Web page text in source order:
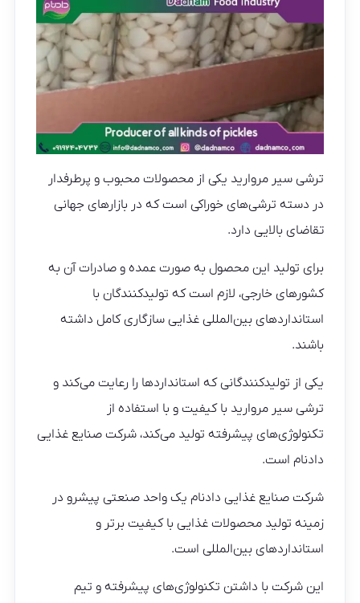
ترشی سیر مروارید یکی از محصولات محبوب و پرطرفدار
در دسته ترشی‌های خوراکی است که در بازارهای جهانی
تقاضای بالایی دارد.
برای تولید این محصول به صورت عمده و صادرات آن به
کشورهای خارجی، لازم است که تولیدکنندگان با
استانداردهای بین‌المللی غذایی سازگاری کامل داشته
باشند.
یکی از تولیدکنندگانی که استانداردها را رعایت می‌کند و
ترشی سیر مروارید با کیفیت و با استفاده از
تکنولوژی‌های پیشرفته تولید می‌کند، شرکت صنایع غذایی
دادنام است.
شرکت صنایع غذایی دادنام یک واحد صنعتی پیشرو در
زمینه تولید محصولات غذایی با کیفیت برتر و
استانداردهای بین‌المللی است.
این شرکت با داشتن تکنولوژی‌های پیشرفته و تیم